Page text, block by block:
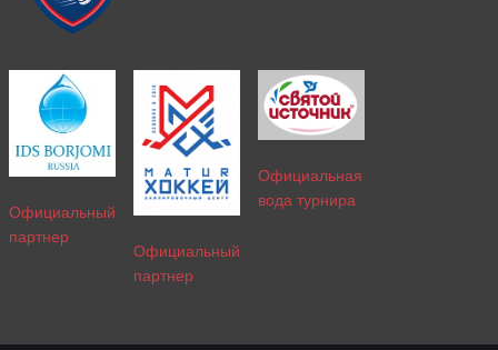
Официальный
партнер
Официальный
партнер
Официальная
вода турнира